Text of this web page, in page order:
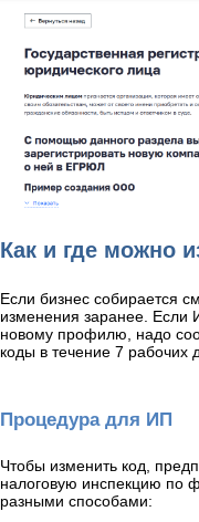
Как и где можно
Если бизнес собирается
изменения заранее. Если
новому профилю, надо
коды в течение 7 рабочих
Процедура для ИП
Чтобы изменить код,
налоговую инспекцию по
разными способами: